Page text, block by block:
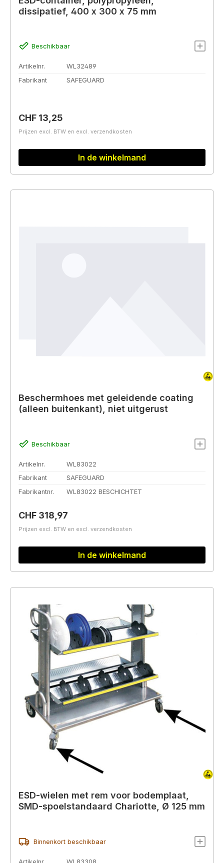
dissipatief, 400 x 300 x 75 mm
Beschikbaar
Artikelnr.
WL32489
Fabrikant
SAFEGUARD
Normale prijs:
CHF 13,25
Prijzen excl. BTW en excl. verzendkosten
In de winkelmand
Beschermhoes met geleidende coating
(alleen buitenkant), niet uitgerust
Beschikbaar
Artikelnr.
WL83022
Fabrikant
SAFEGUARD
Fabrikantnr.
WL83022 BESCHICHTET
Normale prijs:
CHF 318,97
Prijzen excl. BTW en excl. verzendkosten
In de winkelmand
ESD-wielen met rem voor bodemplaat,
SMD-spoelstandaard Chariotte, Ø 125 mm
Binnenkort beschikbaar